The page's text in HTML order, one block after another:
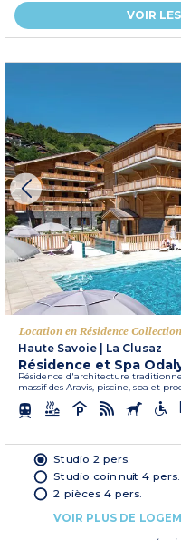
VOIR
Location en Résidence Collection
Haute Savoie | La Clusaz
Résidence et Spa
Résidence d'architecture
massif des Aravis, piscine, spa et
Studio 2 pers.
Studio coin nuit 4 pers.
2 pièces 4 pers.
VOIR PLUS DE